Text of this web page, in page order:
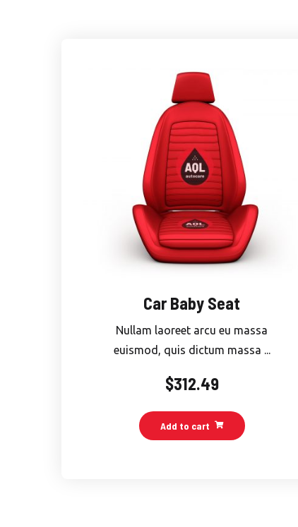
Car Baby Seat
Nullam laoreet arcu eu massa
euismod, quis dictum massa ...
$312.49
Add to cart